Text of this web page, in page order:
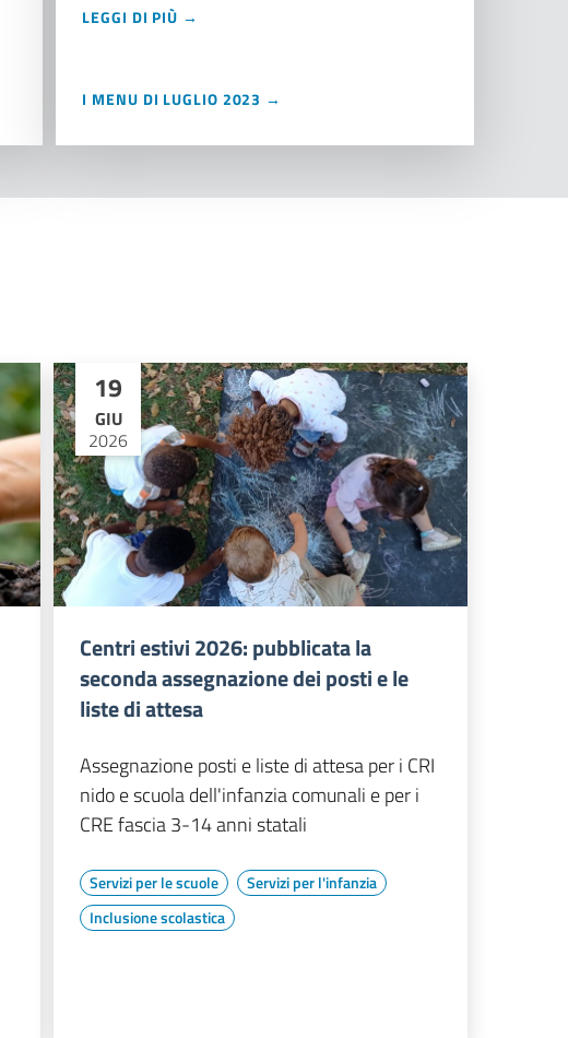
LEGGI DI PIÙ →
I MENU DI LUGLIO 2023 →
19
GIU
2026
Centri estivi 2026: pubblicata la
seconda assegnazione dei posti e le
liste di attesa
Assegnazione posti e liste di attesa per i CRI
nido e scuola dell'infanzia comunali e per i
CRE fascia 3-14 anni statali
Servizi per le scuole
Servizi per l'infanzia
Inclusione scolastica